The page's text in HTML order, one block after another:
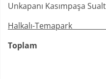
Unkapanı
Halkalı-
Toplam